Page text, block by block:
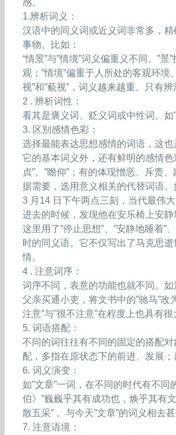
1.辨析词义：
汉语中的同义词或近义词非常多，
事物。比如：
“情景”与”情境”词义偏重义不同。”
观；”情境”偏重于人所处的客观环境
视”和”藐视”，词义越来越重。只有
2 . 辨析词性：
看其是褒义词、贬义词或中性词。如”
3. 区别感情色彩：
选择最能表达思想感情的词语，这
它的基本词义外，还有鲜明的感情色
贞”、”瞻仰”；有的体现憎恶、斥责
据需要，选用意义相关的代替词语
3 月14 日下午两点三刻，当代最伟
进去的时候，发现他在安乐椅上安
这里用了”停止思想”、”安静地睡着”
时的同义语。它不仅写出了马克思
情。
4 . 注意词序：
词序不同，表意的功能也就不同。
父亲买通小吏，将文书中的”驰马”改
注意”与”很不注意”在程度上也具有很
5. 词语搭配：
不同的词往往有不同的固定的搭配对
配，多指在原状态下的前进、发展；
6. 词义演变：
如”文章”一词，在不同的时代有不同
伯》”巍巍乎其有成功也，焕乎其有
散五采” 。与今天”文章”的词义相去
7. 注意语境：